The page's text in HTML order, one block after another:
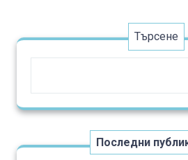
The
on
Търсене
Последни